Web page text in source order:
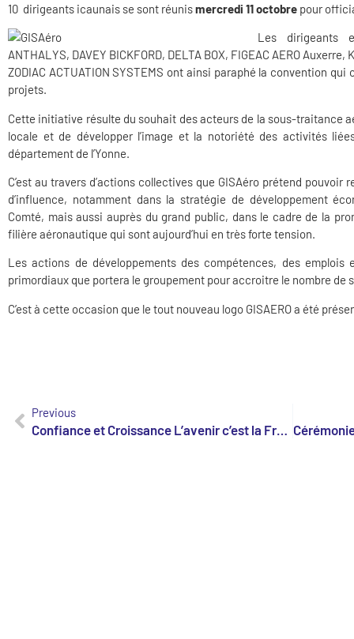
10 dirigeants icaunais se sont réunismercredi 11 octobre pour
Les dirigeants
ANTHALYS, DAVEY BICKFORD, DELTA BOX, FIGEAC AERO Auxerre,
ZODIAC ACTUATION SYSTEMS ont ainsi paraphé la convention
projets.
Cette initiative résulte du souhait des acteurs de la sous-traitance
locale et de développer l’image et la notoriété des activités
département de l’Yonne.
C’est au travers d’actions collectives que GISAéro prétend
d’influence, notamment dans la stratégie de développement
Comté, mais aussi auprès du grand public, dans le cadre de la
filière aéronautique qui sont aujourd’hui en très forte tension.
Les actions de développements des compétences, des
primordiaux que portera le groupement pour accroitre le nombre de
C’est à cette occasion que le tout nouveau logo GISAERO a été
Previous
Confiance et Croissance L’avenir c’est la France !